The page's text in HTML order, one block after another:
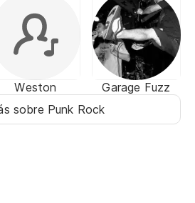
Weston
Garage Fuzz
sobre Punk Rock